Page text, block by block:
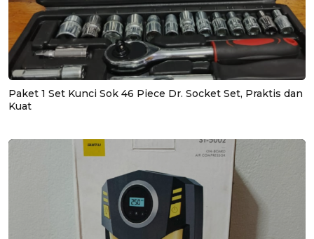
Paket 1 Set Kunci Sok 46 Piece Dr. Socket Set, Praktis dan
Kuat